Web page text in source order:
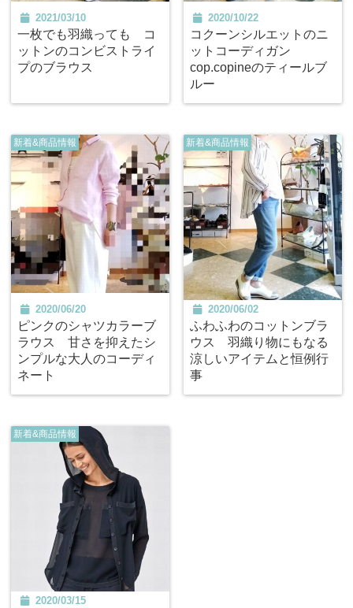
2021/03/10
一枚でも羽織っても コ
ットンのコンビストライ
プのブラウス
2020/10/22
コクーンシルエットのニ
ットコーディガン
cop.copineのティールブ
ルー
新着&商品情報
2020/06/20
ピンクのシャツカラーブ
ラウス 甘さを抑えたシ
ンプルな大人のコーディ
ネート
新着&商品情報
2020/06/02
ふわふわのコットンブラ
ウス 羽織り物にもなる
涼しいアイテムと恒例行
事
新着&商品情報
2020/03/15